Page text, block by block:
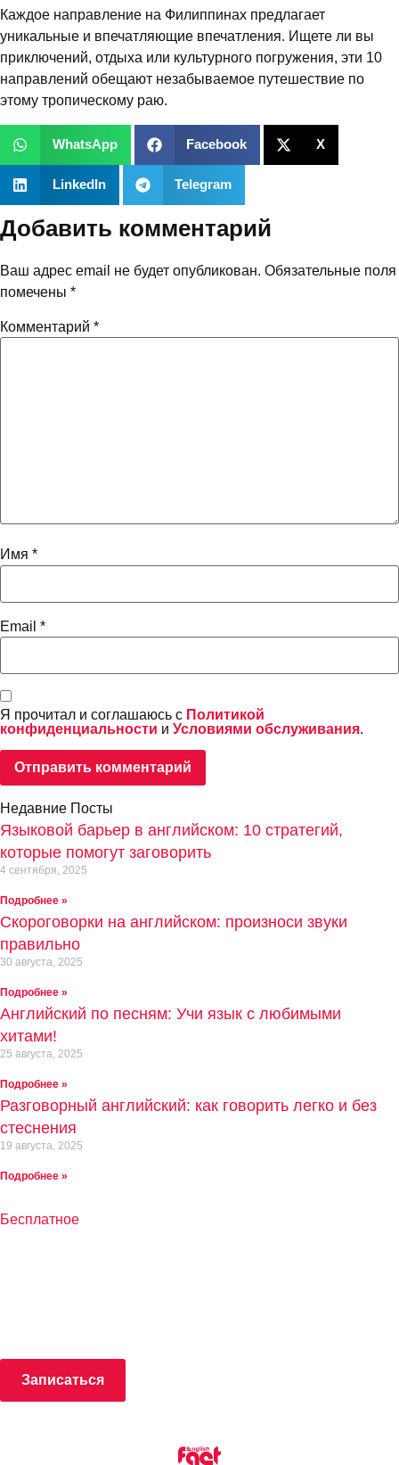
Каждое направление на Филиппинах предлагает
уникальные и впечатляющие впечатления. Ищете ли вы
приключений, отдыха или культурного погружения, эти 10
направлений обещают незабываемое путешествие по
этому тропическому раю.
WhatsApp Facebook X
LinkedIn Telegram
Добавить комментарий
Ваш адрес email не будет опубликован. Обязательные поля
помечены *
Комментарий *
Имя *
Email *
Я прочитал и соглашаюсь с Политикой
конфиденциальности и Условиями обслуживания.
Недавние Посты
Языковой барьер в английском: 10 стратегий,
которые помогут заговорить
4 сентября, 2025
Подробнее »
Скороговорки на английском: произноси звуки
правильно
30 августа, 2025
Подробнее »
Английский по песням: Учи язык с любимыми
хитами!
25 августа, 2025
Подробнее »
Разговорный английский: как говорить легко и без
стеснения
19 августа, 2025
Подробнее »
Бесплатное
Записаться